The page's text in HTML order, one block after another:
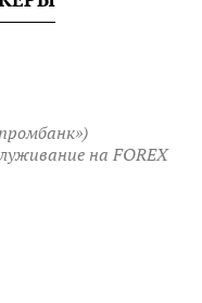
на FOREX